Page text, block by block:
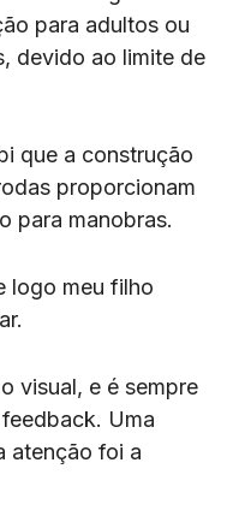
para adultos ou
devido ao limite de
que a construção
proporcionam
para manobras.
logo meu filho
visual, e é sempre
Uma
atenção foi a